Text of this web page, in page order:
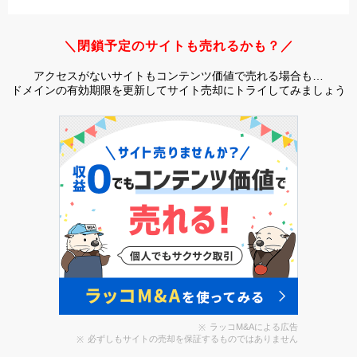
＼閉鎖予定のサイトも売れるかも？／
アクセスがないサイトもコンテンツ価値で売れる場合も…
ドメインの有効期限を更新してサイト売却にトライしてみましょう
ラッコM&Aによる広告
必ずしもサイトの売却を保証するものではありません